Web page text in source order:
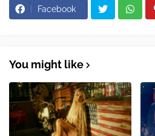
Facebook
You might like